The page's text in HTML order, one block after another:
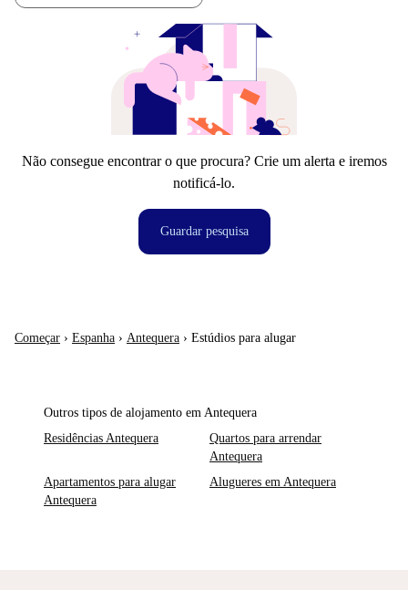
Não consegue encontrar o que procura? Crie um alerta e iremos
notificá-lo.
Guardar pesquisa
Começar › Espanha › Antequera › Estúdios para alugar
Outros tipos de alojamento em Antequera
Residências Antequera
Quartos para arrendar
Antequera
Apartamentos para alugar
Antequera
Alugueres em Antequera